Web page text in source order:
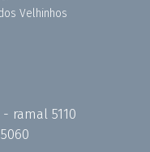
Velhinhos
- ramal 5110